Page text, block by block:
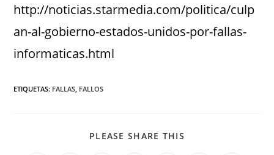
http://noticias.starmedia.com/politica/culp
an-al-gobierno-estados-unidos-por-fallas-
informaticas.html
ETIQUETAS: FALLAS FALLOS
PLEASE SHARE THIS